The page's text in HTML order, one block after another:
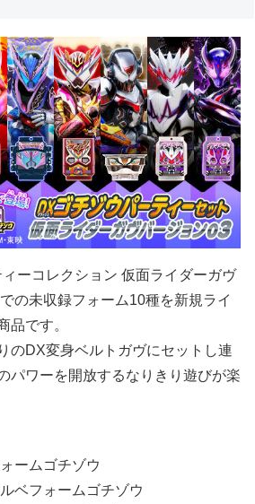
ィーコレクション 仮面ライダーガヴ
の未収録フォーム10種を新規ライ
品です。
のDX変身ベルトガヴにセットし連
パワーを開放するなりきり遊びが楽
ームゴチゾウ
ベフォームゴチゾウ